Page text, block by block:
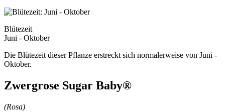
Blütezeit
Juni - Oktober
Die Blütezeit dieser Pflanze erstreckt sich normalerweise von Juni -
Oktober.
Zwergrose Sugar Baby®
(Rosa)